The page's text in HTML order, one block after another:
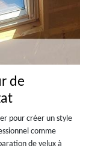
de
pour créer un style
comme
de velux à